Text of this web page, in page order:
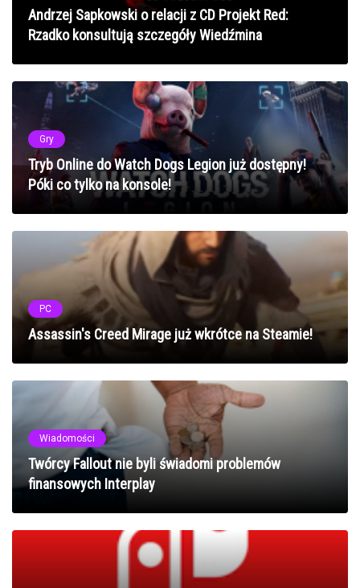
Andrzej Sapkowski o relacji z CD Projekt Red:
Rzadko konsultują szczegóły Wiedźmina
Gry
Tryb Online do Watch Dogs Legion już dostępny!
Póki co tylko na konsole!
PC
Assassin's Creed Mirage już wkrótce na Steamie!
Wiadomości
Twórcy Fallout nie byli świadomi problemów
finansowych Interplay